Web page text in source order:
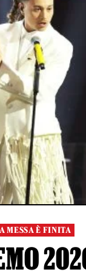
MESSA È FINITA